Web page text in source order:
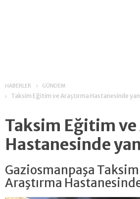
HABERLER GÜNDEM
Taksim Eğitim ve Araştırma Hastanesinde
Taksim Eğitim ve
Hastanesinde
Gaziosmanpaşa
Araştırma Hastanesinde